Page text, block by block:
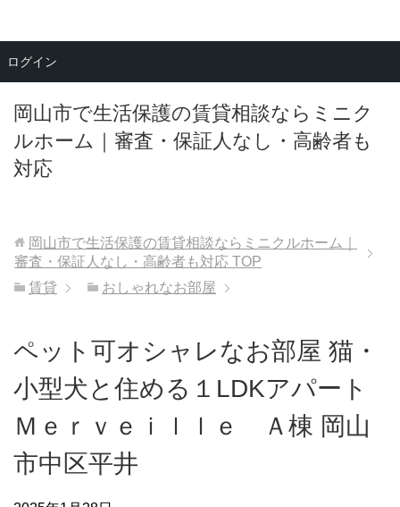
岡山市で生活保護の賃貸相談ならミニク
ルホーム｜審査・保証人なし・高齢者も
対応
メニュー
岡山市で生活保護の賃貸相談ならミニクルホーム｜
審査・保証人なし・高齢者も対応 TOP
賃貸
おしゃれなお部屋
ペット可オシャレなお部屋 猫・
小型犬と住める１LDKアパート
Ｍｅｒｖｅｉｌｌｅ Ａ棟 岡山
市中区平井
ログイン